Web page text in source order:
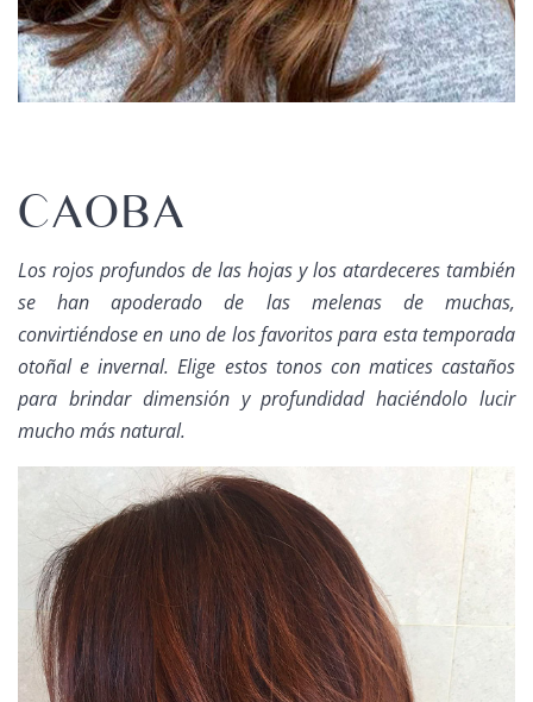
CAOBA
Los rojos profundos de las hojas y los atardeceres también
se han apoderado de las melenas de muchas,
convirtiéndose en uno de los favoritos para esta temporada
otoñal e invernal. Elige estos tonos con matices castaños
para brindar dimensión y profundidad haciéndolo lucir
mucho más natural.